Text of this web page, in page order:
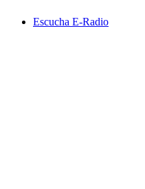
Escucha E-Radio